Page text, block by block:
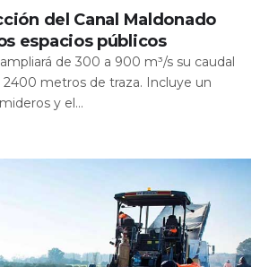
del Canal Maldonado
espacios públicos
de 300 a 900 m³/s su caudal
metros de traza. Incluye un
y el...